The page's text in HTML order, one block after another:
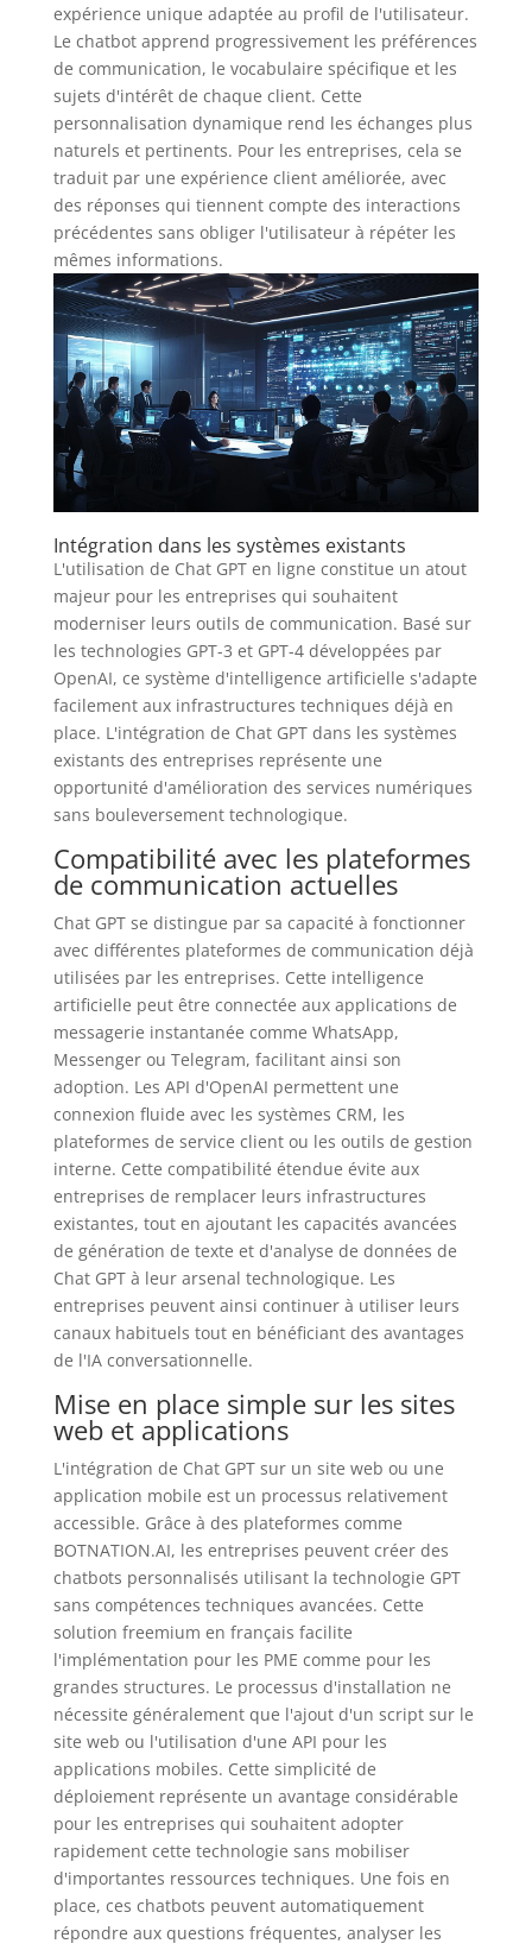
expérience unique adaptée au profil de l'utilisateur.
Le chatbot apprend progressivement les préférences
de communication, le vocabulaire spécifique et les
sujets d'intérêt de chaque client. Cette
personnalisation dynamique rend les échanges plus
naturels et pertinents. Pour les entreprises, cela se
traduit par une expérience client améliorée, avec
des réponses qui tiennent compte des interactions
précédentes sans obliger l'utilisateur à répéter les
mêmes informations.
Intégration dans les systèmes existants
L'utilisation de Chat GPT en ligne constitue un atout
majeur pour les entreprises qui souhaitent
moderniser leurs outils de communication. Basé sur
les technologies GPT-3 et GPT-4 développées par
OpenAI, ce système d'intelligence artificielle s'adapte
facilement aux infrastructures techniques déjà en
place. L'intégration de Chat GPT dans les systèmes
existants des entreprises représente une
opportunité d'amélioration des services numériques
sans bouleversement technologique.
Compatibilité avec les plateformes
de communication actuelles
Chat GPT se distingue par sa capacité à fonctionner
avec différentes plateformes de communication déjà
utilisées par les entreprises. Cette intelligence
artificielle peut être connectée aux applications de
messagerie instantanée comme WhatsApp,
Messenger ou Telegram, facilitant ainsi son
adoption. Les API d'OpenAI permettent une
connexion fluide avec les systèmes CRM, les
plateformes de service client ou les outils de gestion
interne. Cette compatibilité étendue évite aux
entreprises de remplacer leurs infrastructures
existantes, tout en ajoutant les capacités avancées
de génération de texte et d'analyse de données de
Chat GPT à leur arsenal technologique. Les
entreprises peuvent ainsi continuer à utiliser leurs
canaux habituels tout en bénéficiant des avantages
de l'IA conversationnelle.
Mise en place simple sur les sites
web et applications
L'intégration de Chat GPT sur un site web ou une
application mobile est un processus relativement
accessible. Grâce à des plateformes comme
BOTNATION.AI, les entreprises peuvent créer des
chatbots personnalisés utilisant la technologie GPT
sans compétences techniques avancées. Cette
solution freemium en français facilite
l'implémentation pour les PME comme pour les
grandes structures. Le processus d'installation ne
nécessite généralement que l'ajout d'un script sur le
site web ou l'utilisation d'une API pour les
applications mobiles. Cette simplicité de
déploiement représente un avantage considérable
pour les entreprises qui souhaitent adopter
rapidement cette technologie sans mobiliser
d'importantes ressources techniques. Une fois en
place, ces chatbots peuvent automatiquement
répondre aux questions fréquentes, analyser les